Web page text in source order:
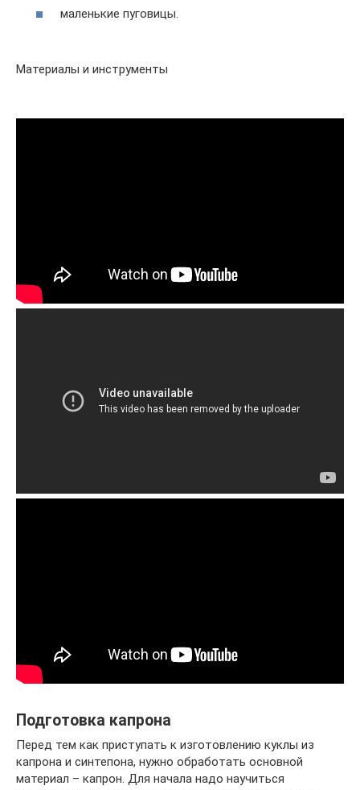
маленькие пуговицы.
Материалы и инструменты
Подготовка капрона
Перед тем как приступать к изготовлению куклы из
капрона и синтепона, нужно обработать основной
материал – капрон. Для начала надо научиться